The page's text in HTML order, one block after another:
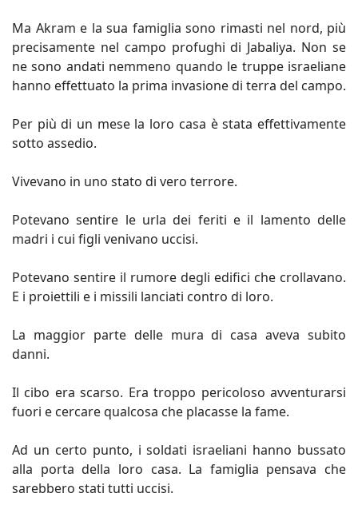
Ma Akram e la sua famiglia sono rimasti nel nord, più
precisamente nel campo profughi di Jabaliya. Non se
ne sono andati nemmeno quando le truppe israeliane
hanno effettuato la prima invasione di terra del campo.
Per più di un mese la loro casa è stata effettivamente
sotto assedio.
Vivevano in uno stato di vero terrore.
Potevano sentire le urla dei feriti e il lamento delle
madri i cui figli venivano uccisi.
Potevano sentire il rumore degli edifici che crollavano.
E i proiettili e i missili lanciati contro di loro.
La maggior parte delle mura di casa aveva subito
danni.
Il cibo era scarso. Era troppo pericoloso avventurarsi
fuori e cercare qualcosa che placasse la fame.
Ad un certo punto, i soldati israeliani hanno bussato
alla porta della loro casa. La famiglia pensava che
sarebbero stati tutti uccisi.